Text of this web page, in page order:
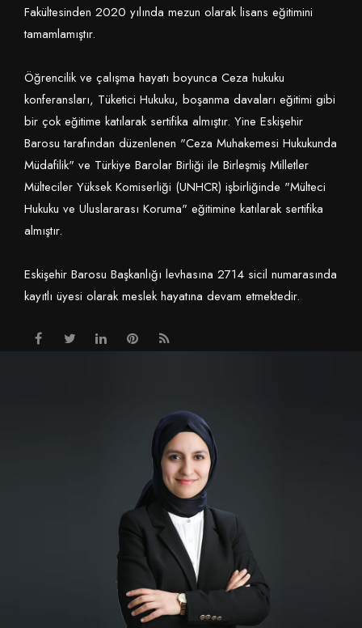
Fakültesinden 2020 yılında mezun olarak lisans eğitimini
tamamlamıştır.
Öğrencilik ve çalışma hayatı boyunca Ceza hukuku
konferansları, Tüketici Hukuku, boşanma davaları eğitimi gibi
bir çok eğitime katılarak sertifika almıştır. Yine Eskişehir
Barosu tarafından düzenlenen "Ceza Muhakemesi Hukukunda
Müdafilik" ve Türkiye Barolar Birliği ile Birleşmiş Milletler
Mülteciler Yüksek Komiserliği (UNHCR) işbirliğinde "Mülteci
Hukuku ve Uluslararası Koruma" eğitimine katılarak sertifika
almıştır.
Eskişehir Barosu Başkanlığı levhasına 2714 sicil numarasında
kayıtlı üyesi olarak meslek hayatına devam etmektedir.